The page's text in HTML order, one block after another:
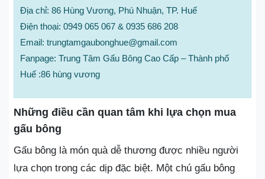
Địa chỉ: 86 Hùng Vương, Phú Nhuận, TP. Huế
Điện thoại: 0949 065 067 & 0935 686 208
Email: trungtamgaubonghue@gmail.com
Fanpage: Trung Tâm Gấu Bông Cao Cấp – Thành phố
Huế :86 hùng vương
Những điều cần quan tâm khi lựa chọn mua
gấu bông
Gấu bông là món quà dễ thương được nhiều người
lựa chọn trong các dịp đặc biệt. Một chú gấu bông